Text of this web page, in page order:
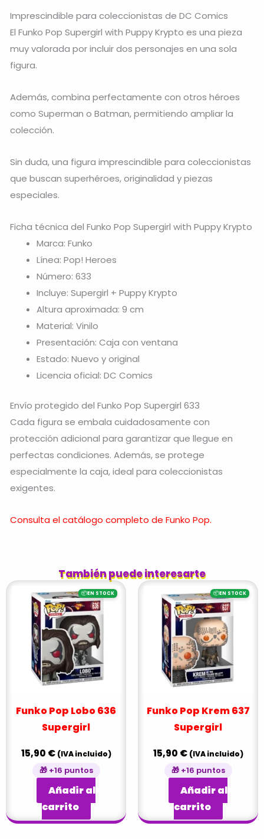
Imprescindible para coleccionistas de DC Comics
El Funko Pop Supergirl with Puppy Krypto es una pieza
muy valorada por incluir dos personajes en una sola
figura.
Además, combina perfectamente con otros héroes
como Superman o Batman, permitiendo ampliar la
colección.
Sin duda, una figura imprescindible para coleccionistas
que buscan superhéroes, originalidad y piezas
especiales.
Ficha técnica del Funko Pop Supergirl with Puppy Krypto
Marca: Funko
Línea: Pop! Heroes
Número: 633
Incluye: Supergirl + Puppy Krypto
Altura aproximada: 9 cm
Material: Vinilo
Presentación: Caja con ventana
Estado: Nuevo y original
Licencia oficial: DC Comics
Envío protegido del Funko Pop Supergirl 633
Cada figura se embala cuidadosamente con
protección adicional para garantizar que llegue en
perfectas condiciones. Además, se protege
especialmente la caja, ideal para coleccionistas
exigentes.
Consulta el catálogo completo de Funko Pop.
También puede interesarte
📦EN STOCK
Funko Pop Lobo 636
Supergirl
15,90 € (IVA incluido)
🎁 +16 puntos
Añadir al
carrito
📦EN STOCK
Funko Pop Krem 637
Supergirl
15,90 € (IVA incluido)
🎁 +16 puntos
Añadir al
carrito